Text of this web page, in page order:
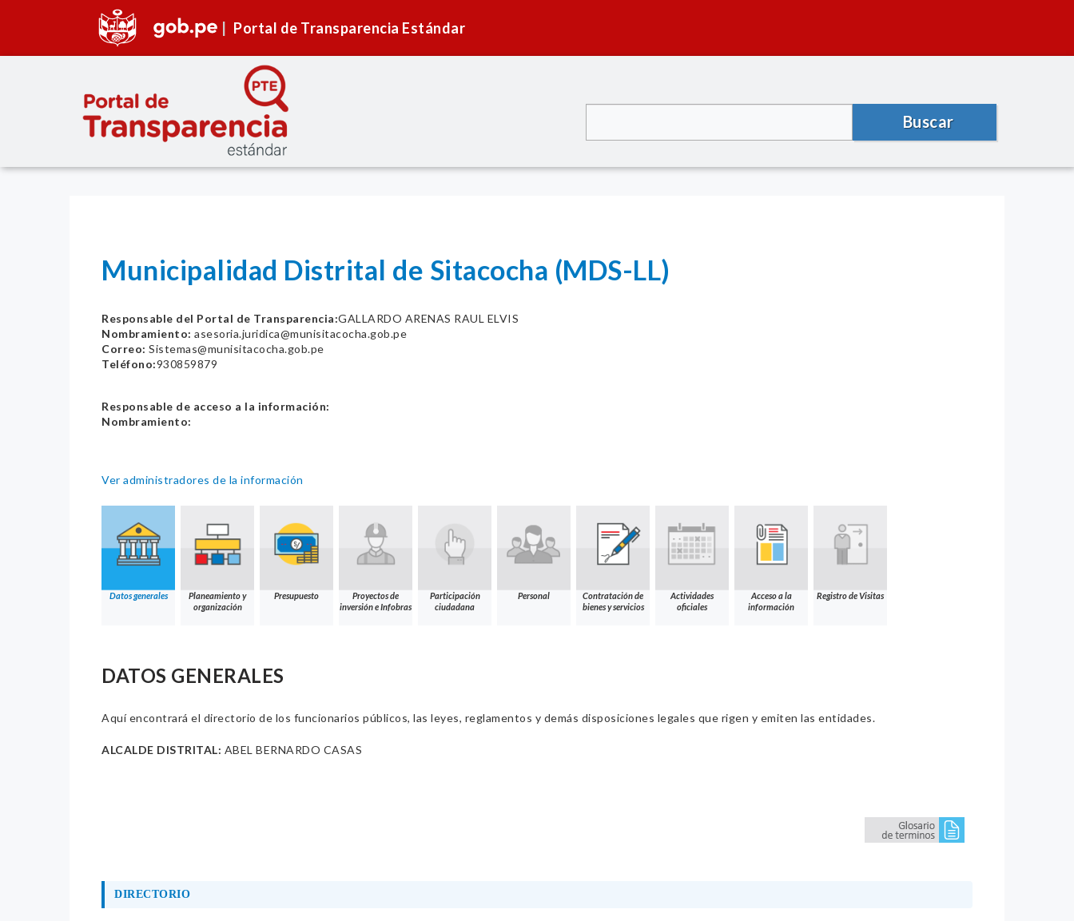
Portal de Transparencia Estándar
Buscar
Municipalidad Distrital de Sitacocha (MDS-LL)
Responsable del Portal de Transparencia:GALLARDO ARENAS RAUL ELVIS
Nombramiento: asesoria.juridica@munisitacocha.gob.pe
Correo: Sistemas@munisitacocha.gob.pe
Teléfono:930859879
Responsable de acceso a la información:
Nombramiento:
Ver administradores de la información
Datos generales
Planeamiento y
organización
Presupuesto
Proyectos de
inversión e Infobras
Participación
ciudadana
Personal
Contratación de
bienes y servicios
Actividades
oficiales
Acceso a la
información
Registro de Visitas
DATOS GENERALES
Aquí encontrará el directorio de los funcionarios públicos, las leyes, reglamentos y demás disposiciones legales que rigen y emiten las entidades.
ALCALDE DISTRITAL: ABEL BERNARDO CASAS
DIRECTORIO